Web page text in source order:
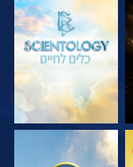
בדוק את הסדרה